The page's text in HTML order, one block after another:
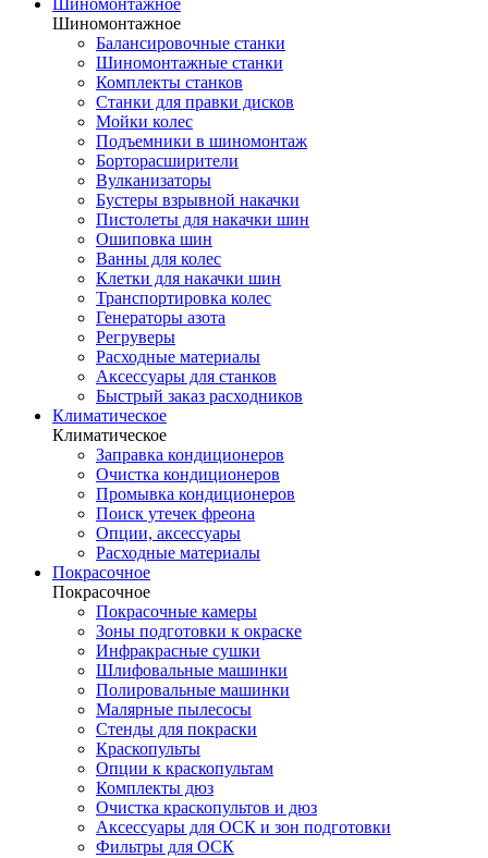
Шиномонтажное
Шиномонтажное
Балансировочные станки
Шиномонтажные станки
Комплекты станков
Станки для правки дисков
Мойки колес
Подъемники в шиномонтаж
Борторасширители
Вулканизаторы
Бустеры взрывной накачки
Пистолеты для накачки шин
Ошиповка шин
Ванны для колес
Клетки для накачки шин
Транспортировка колес
Генераторы азота
Регруверы
Расходные материалы
Аксессуары для станков
Быстрый заказ расходников
Климатическое
Климатическое
Заправка кондиционеров
Очистка кондиционеров
Промывка кондиционеров
Поиск утечек фреона
Опции, аксессуары
Расходные материалы
Покрасочное
Покрасочное
Покрасочные камеры
Зоны подготовки к окраске
Инфракрасные сушки
Шлифовальные машинки
Полировальные машинки
Малярные пылесосы
Стенды для покраски
Краскопульты
Опции к краскопультам
Комплекты дюз
Очистка краскопультов и дюз
Аксессуары для ОСК и зон подготовки
Фильтры для ОСК